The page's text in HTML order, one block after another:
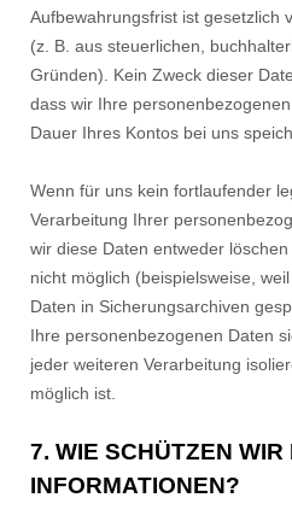
Aufbewahrungsfrist ist gesetzlich
(z. B. aus steuerlichen,
Gründen). Kein Zweck dieser
dass wir Ihre
Dauer Ihres Kontos bei uns
Wenn für uns kein fortlaufender
Verarbeitung Ihrer
wir diese Daten entweder
nicht möglich (beispielsweise,
Daten in Sicherungsarchiven
Ihre personenbezogenen Daten
jeder weiteren Verarbeitung
möglich ist.
7. WIE SCHÜTZEN WIR
INFORMATIONEN?